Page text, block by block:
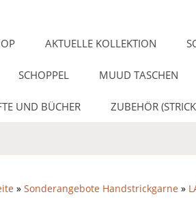
AKTUELLE KOLLEKTION
SCHOPPEL MUUD TASCHEN
UND BÜCHER ZUBEHÖR
» Sonderangebote Handstrickgarne »